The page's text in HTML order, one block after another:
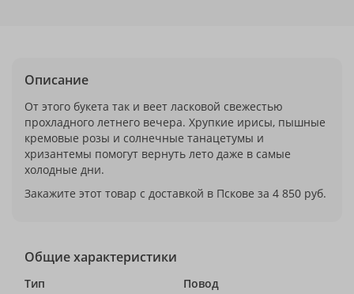
Описание
От этого букета так и веет ласковой свежестью
прохладного летнего вечера. Хрупкие ирисы, пышные
кремовые розы и солнечные танацетумы и
хризантемы помогут вернуть лето даже в самые
холодные дни.
Закажите этот товар с доставкой в Пскове за 4 850 руб.
Общие характеристики
Тип
Повод